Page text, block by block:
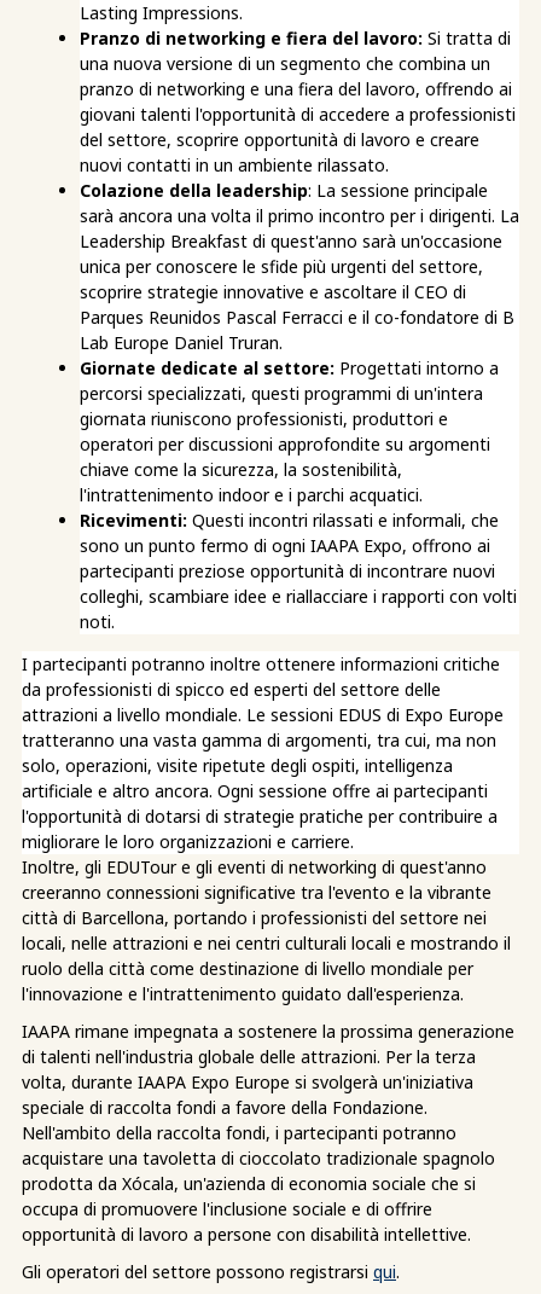
Lasting Impressions.
Pranzo di networking e fiera del lavoro: Si tratta di
una nuova versione di un segmento che combina un
pranzo di networking e una fiera del lavoro, offrendo ai
giovani talenti l'opportunità di accedere a professionisti
del settore, scoprire opportunità di lavoro e creare
nuovi contatti in un ambiente rilassato.
Colazione della leadership: La sessione principale
sarà ancora una volta il primo incontro per i dirigenti. La
Leadership Breakfast di quest'anno sarà un'occasione
unica per conoscere le sfide più urgenti del settore,
scoprire strategie innovative e ascoltare il CEO di
Parques Reunidos Pascal Ferracci e il co-fondatore di B
Lab Europe Daniel Truran.
Giornate dedicate al settore: Progettati intorno a
percorsi specializzati, questi programmi di un'intera
giornata riuniscono professionisti, produttori e
operatori per discussioni approfondite su argomenti
chiave come la sicurezza, la sostenibilità,
l'intrattenimento indoor e i parchi acquatici.
Ricevimenti: Questi incontri rilassati e informali, che
sono un punto fermo di ogni IAAPA Expo, offrono ai
partecipanti preziose opportunità di incontrare nuovi
colleghi, scambiare idee e riallacciare i rapporti con volti
noti.
I partecipanti potranno inoltre ottenere informazioni critiche
da professionisti di spicco ed esperti del settore delle
attrazioni a livello mondiale. Le sessioni EDUS di Expo Europe
tratteranno una vasta gamma di argomenti, tra cui, ma non
solo, operazioni, visite ripetute degli ospiti, intelligenza
artificiale e altro ancora. Ogni sessione offre ai partecipanti
l'opportunità di dotarsi di strategie pratiche per contribuire a
migliorare le loro organizzazioni e carriere.
Inoltre, gli EDUTour e gli eventi di networking di quest'anno
creeranno connessioni significative tra l'evento e la vibrante
città di Barcellona, portando i professionisti del settore nei
locali, nelle attrazioni e nei centri culturali locali e mostrando il
ruolo della città come destinazione di livello mondiale per
l'innovazione e l'intrattenimento guidato dall'esperienza.
IAAPA rimane impegnata a sostenere la prossima generazione
di talenti nell'industria globale delle attrazioni. Per la terza
volta, durante IAAPA Expo Europe si svolgerà un'iniziativa
speciale di raccolta fondi a favore della Fondazione.
Nell'ambito della raccolta fondi, i partecipanti potranno
acquistare una tavoletta di cioccolato tradizionale spagnolo
prodotta da Xócala, un'azienda di economia sociale che si
occupa di promuovere l'inclusione sociale e di offrire
opportunità di lavoro a persone con disabilità intellettive.
Gli operatori del settore possono registrarsi qui.